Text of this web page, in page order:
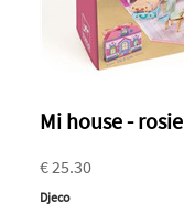
Mi house - rosie
€ 25.30
Djeco